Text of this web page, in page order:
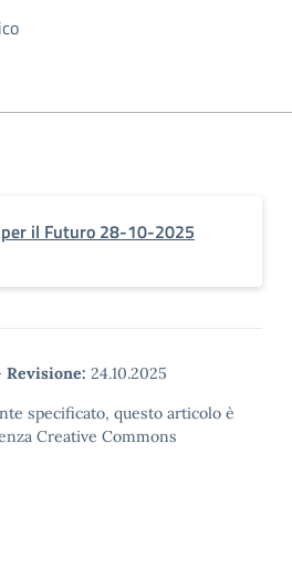
il Futuro 28-10-2025
Revisione: 24.10.2025
specificato, questo articolo è
Creative Commons